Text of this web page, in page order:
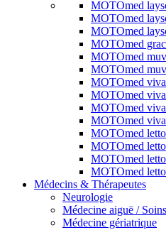
MOTOmed
MOTOmed
MOTOmed
MOTOmed
MOTOmed
MOTOmed
MOTOmed
MOTOmed
MOTOmed
MOTOmed
MOTOmed
MOTOmed
MOTOmed
MOTOmed
Médecins & Thérapeutes
Neurologie
Médecine aiguë /
Médecine gériatrique